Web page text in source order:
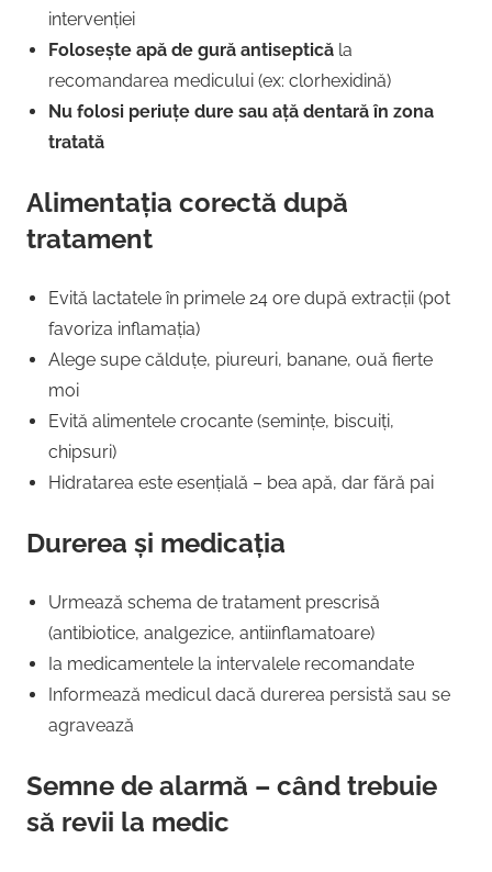
intervenției
Folosește apă de gură antiseptică la
recomandarea medicului (ex: clorhexidină)
Nu folosi periuțe dure sau ață dentară în zona
tratată
Alimentația corectă după
tratament
Evită lactatele în primele 24 ore după extracții (pot
favoriza inflamația)
Alege supe călduțe, piureuri, banane, ouă fierte
moi
Evită alimentele crocante (semințe, biscuiți,
chipsuri)
Hidratarea este esențială – bea apă, dar fără pai
Durerea și medicația
Urmează schema de tratament prescrisă
(antibiotice, analgezice, antiinflamatoare)
Ia medicamentele la intervalele recomandate
Informează medicul dacă durerea persistă sau se
agravează
Semne de alarmă – când trebuie
să revii la medic